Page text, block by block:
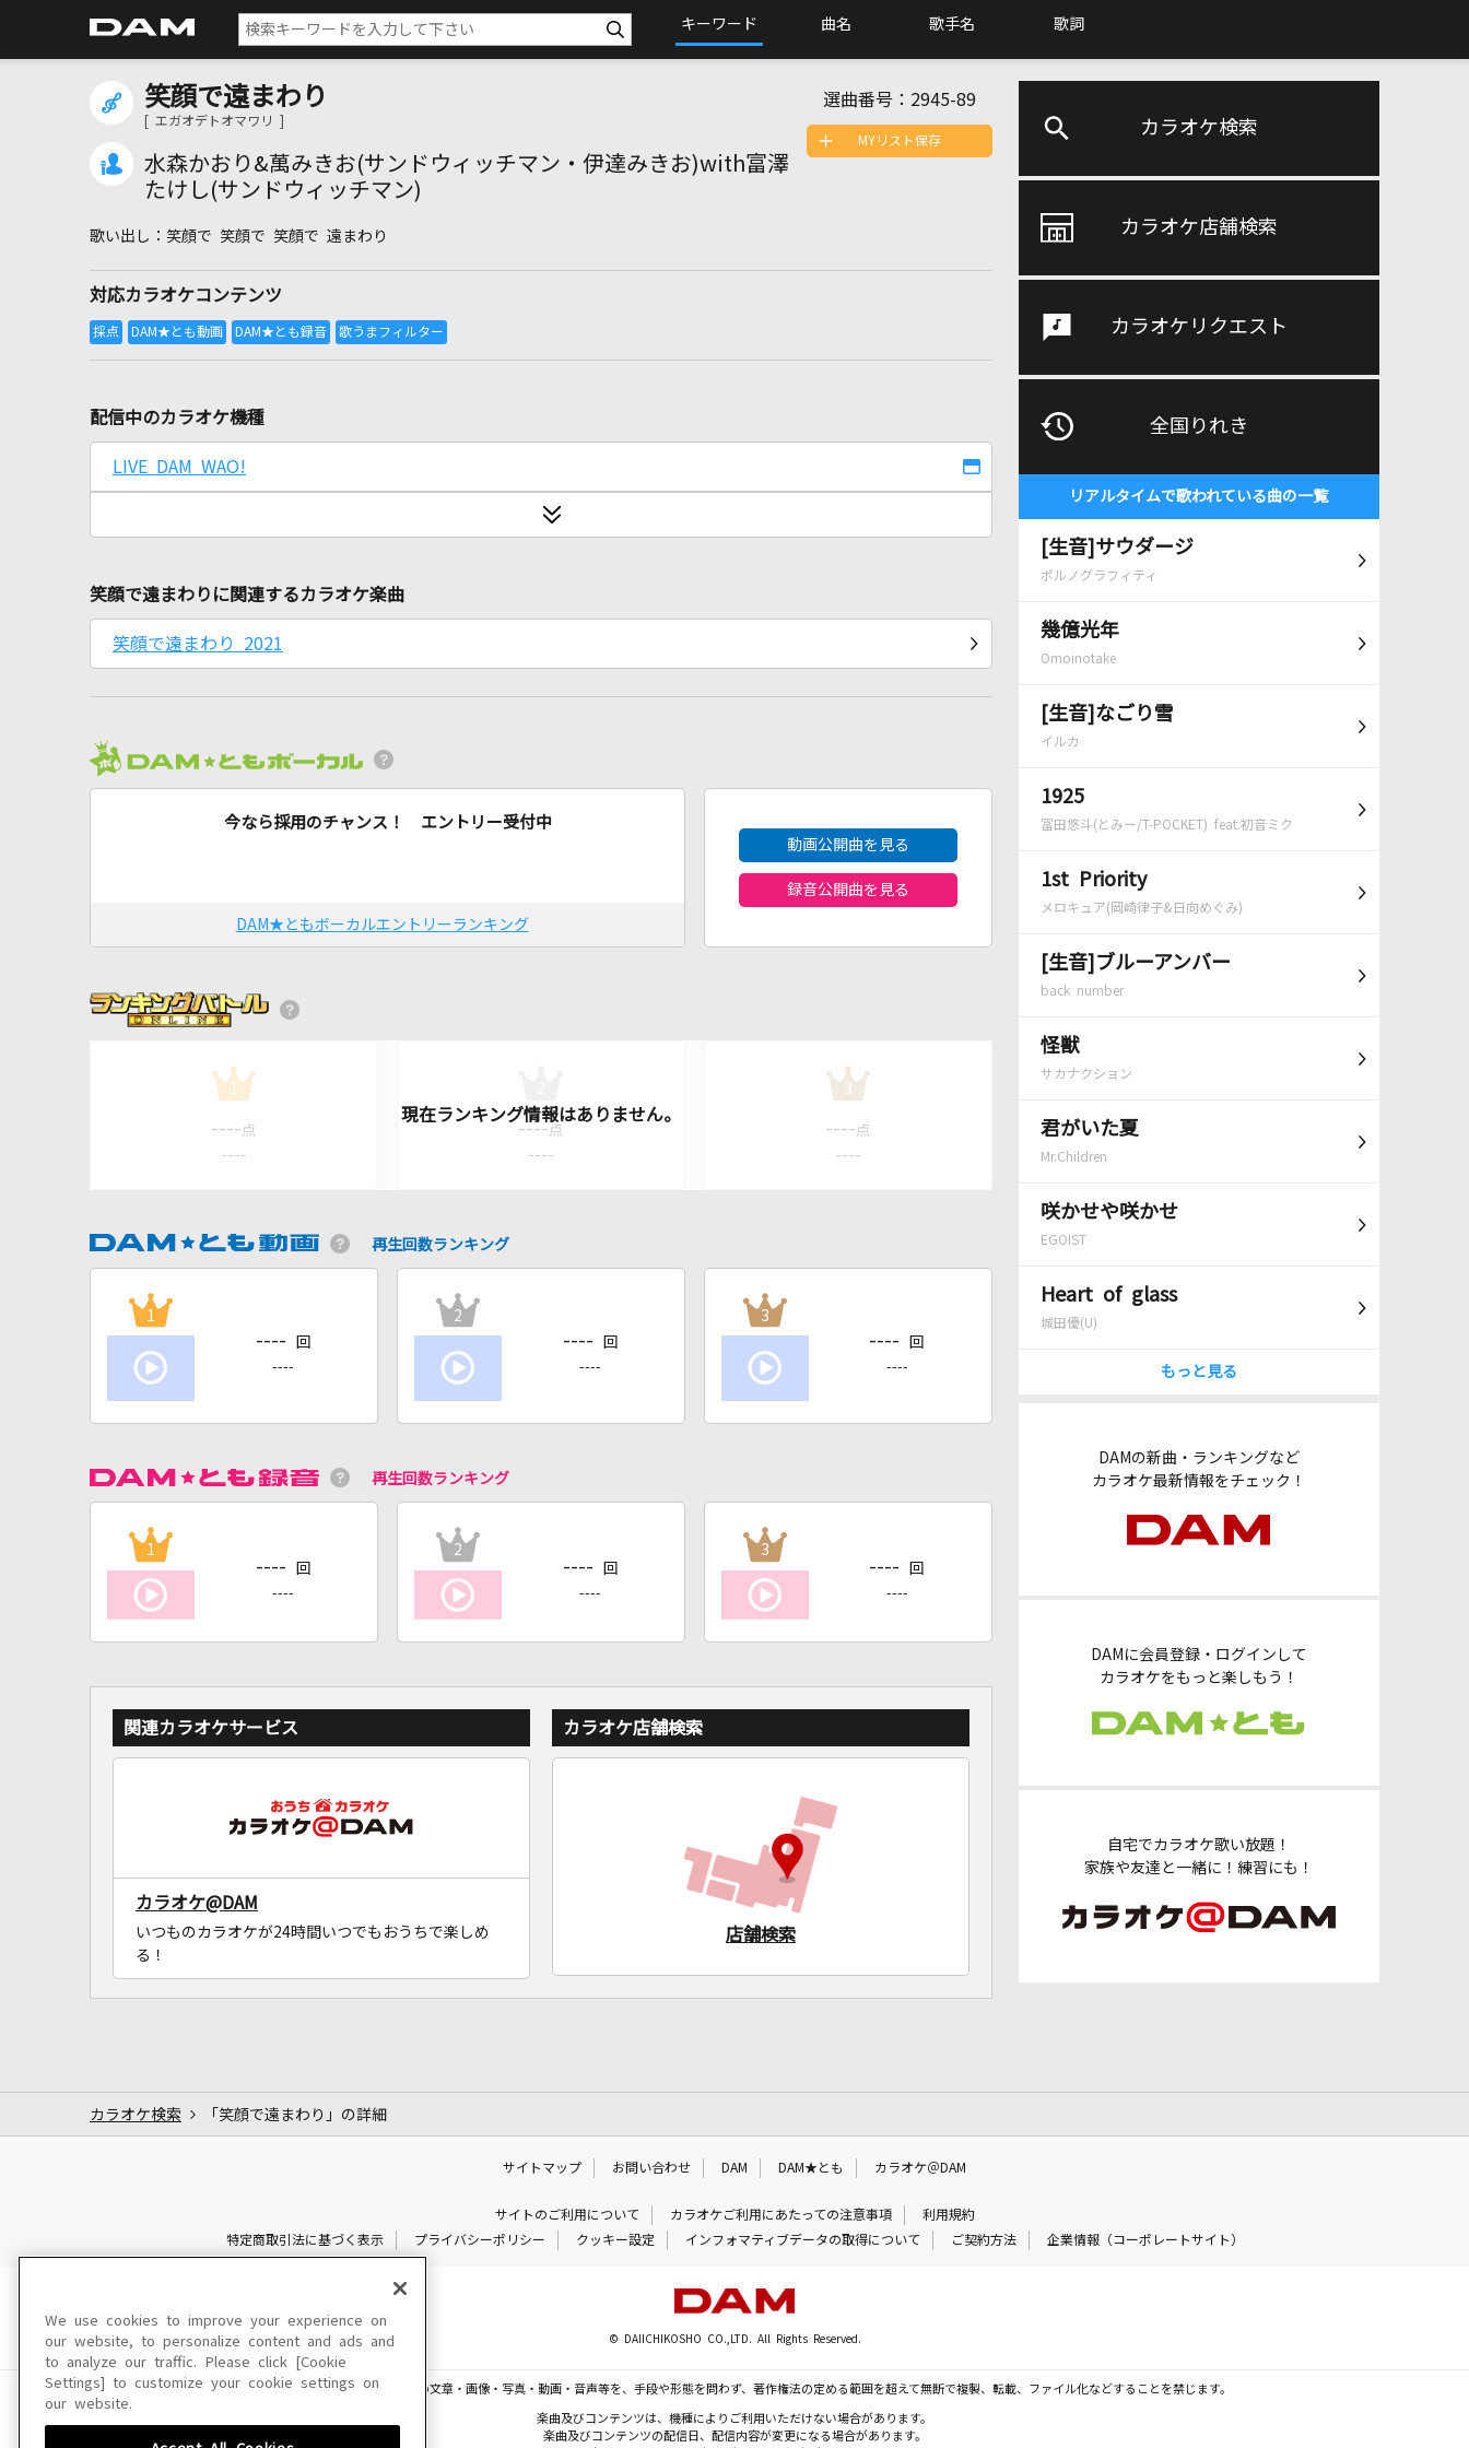
キーワード 曲名 歌手名 歌詞
カラオケ検索
カラオケ店舗検索
カラオケリクエスト
全国りれき
リアルタイムで歌われている曲の一覧
[生音]サウダージ
ポルノグラフィティ
幾億光年
Omoinotake
[生音]なごり雪
イルカ
1925
冨田悠斗(とみー/T-POCKET) feat.初音ミク
1st Priority
メロキュア(岡崎律子&日向めぐみ)
[生音]ブルーアンバー
back number
怪獣
サカナクション
君がいた夏
Mr.Children
咲かせや咲かせ
EGOIST
Heart of glass
城田優(U)
もっと見る
DAMの新曲・ランキングなど
カラオケ最新情報をチェック！
DAMに会員登録・ログインして
カラオケをもっと楽しもう！
自宅でカラオケ歌い放題！
家族や友達と一緒に！練習にも！
笑顔で遠まわり
[ エガオデトオマワリ ]
水森かおり&萬みきお(サンドウィッチマン・伊達みきお)with富澤
たけし(サンドウィッチマン)
選曲番号： 2945-89
笑顔で 笑顔で 笑顔で 遠まわり
対応カラオケコンテンツ
MYリスト保存
配信中のカラオケ機種
LIVE DAM WAO!
笑顔で遠まわりに関連するカラオケ楽曲
笑顔で遠まわり 2021
今なら採用のチャンス！ エントリー受付中
DAM★ともボーカルエントリーランキング
動画公開曲を見る
録音公開曲を見る
1
---- 点
----
---- 点
----
3
---- 点
----
再生回数ランキング
1
---- 回
----
2
---- 回
----
3
---- 回
----
再生回数ランキング
1
---- 回
----
2
---- 回
----
3
---- 回
----
関連カラオケサービス
カラオケ@DAM
いつものカラオケが24時間いつでもおうちで楽しめ
る！
カラオケ店舗検索
店舗検索
カラオケ検索 「笑顔で遠まわり」の詳細
サイトマップ お問い合わせ DAM DAM★とも カラオケ＠DAM
サイトのご利用について カラオケご利用にあたっての注意事項
利用規約
特定商取引法に基づく表示
プライバシーポリシー クッキー設定 インフォマティブデータの取得について ご契約方法 企業情報（コーポレートサイト）
© DAIICHIKOSHO CO.,LTD. All Rights Reserved.
このサイトに掲載されている一切の文章・画像・写真・動画・音声等を、手段や形態を問わず、著作権法の定める範囲を超えて無断で複製、転載、ファイル化などすることを禁じます。
楽曲及びコンテンツは、機種によりご利用いただけない場合があります。
楽曲及びコンテンツの配信日、配信内容が変更になる場合があります。
We use cookies to improve your experience on
our website, to personalize content and ads and
to analyze our traffic. Please click [Cookie
Settings] to customize your cookie settings on
our website.